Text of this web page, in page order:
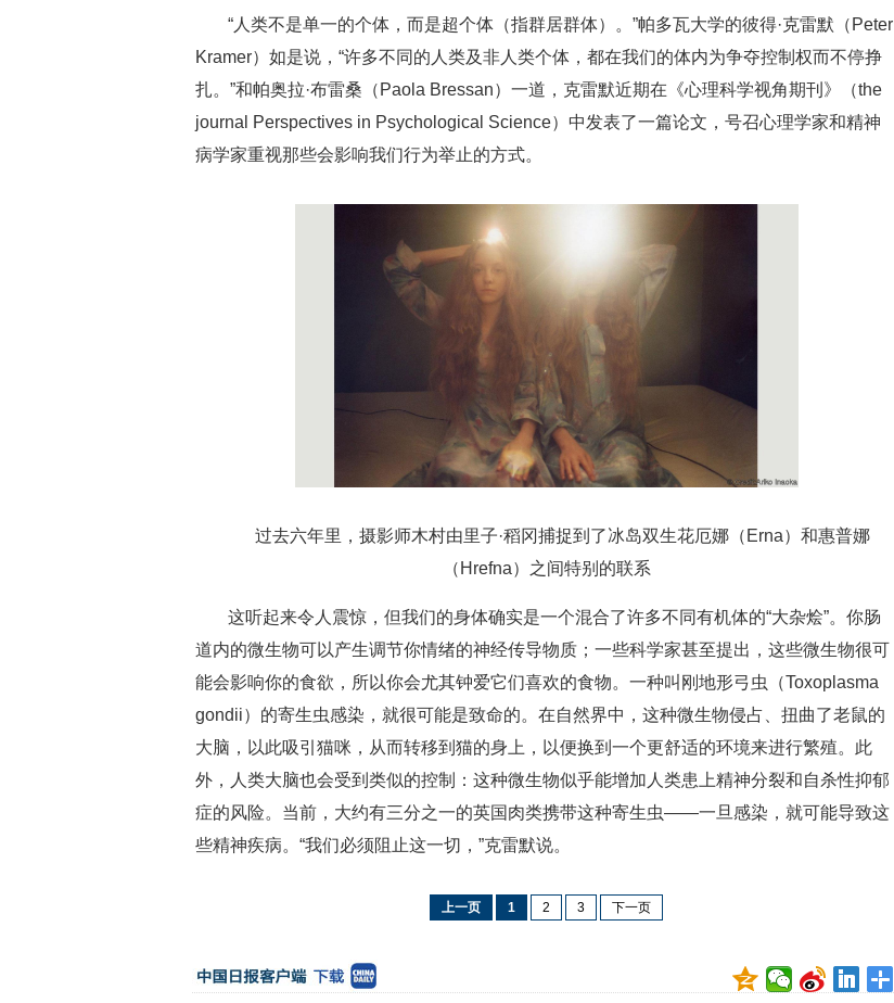
“人类不是单一的个体，而是超个体（指群居群体）。”帕多瓦大学的彼得·克雷默（Peter
Kramer）如是说，“许多不同的人类及非人类个体，都在我们的体内为争夺控制权而不停挣
扎。”和帕奥拉·布雷桑（Paola Bressan）一道，克雷默近期在《心理科学视角期刊》（the
journal Perspectives in Psychological Science）中发表了一篇论文，号召心理学家和精神
病学家重视那些会影响我们行为举止的方式。
过去六年里，摄影师木村由里子·稻冈捕捉到了冰岛双生花厄娜（Erna）和惠普娜
（Hrefna）之间特别的联系
这听起来令人震惊，但我们的身体确实是一个混合了许多不同有机体的“大杂烩”。你肠
道内的微生物可以产生调节你情绪的神经传导物质；一些科学家甚至提出，这些微生物很可
能会影响你的食欲，所以你会尤其钟爱它们喜欢的食物。一种叫刚地形弓虫（Toxoplasma
gondii）的寄生虫感染，就很可能是致命的。在自然界中，这种微生物侵占、扭曲了老鼠的
大脑，以此吸引猫咪，从而转移到猫的身上，以便换到一个更舒适的环境来进行繁殖。此
外，人类大脑也会受到类似的控制：这种微生物似乎能增加人类患上精神分裂和自杀性抑郁
症的风险。当前，大约有三分之一的英国肉类携带这种寄生虫——一旦感染，就可能导致这
些精神疾病。“我们必须阻止这一切，”克雷默说。
上一页 1 2 3 下一页